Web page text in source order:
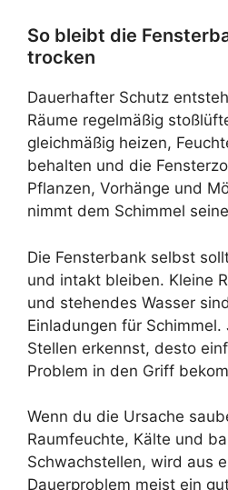
So bleibt die
trocken
Dauerhafter Schutz
Räume regelmäßig
gleichmäßig heizen,
behalten und die
Pflanzen, Vorhänge und
nimmt dem Schimmel
Die Fensterbank selbst
und intakt bleiben. Kleine
und stehendes Wasser
Einladungen für
Stellen erkennst, desto
Problem in den Griff
Wenn du die Ursache
Raumfeuchte, Kälte und
Schwachstellen, wird aus
Dauerproblem meist ein